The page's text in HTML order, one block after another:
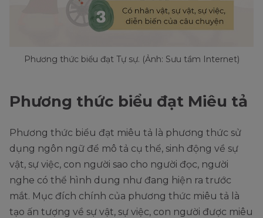
Phương thức biểu đạt Tự sự. (Ảnh: Sưu tầm Internet)
Phương thức biểu đạt Miêu tả
Phương thức biểu đạt miêu tả là phương thức sử
dụng ngôn ngữ để mô tả cụ thể, sinh động về sự
vật, sự việc, con người sao cho người đọc, người
nghe có thể hình dung như đang hiện ra trước
mắt. Mục đích chính của phương thức miêu tả là
tạo ấn tượng về sự vật, sự việc, con người được miêu